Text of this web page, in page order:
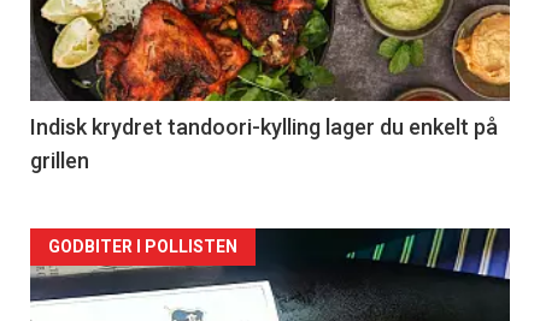
nå
-
2
Indisk krydret tandoori-kylling lager du enkelt på
grillen
Forsiden
akkurat
GODBITER I POLLISTEN